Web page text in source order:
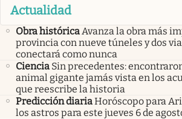
Actualidad
Obra históricaAvanza la obra más
provincia con nueve túneles y dos
conectará como nunca
Ciencia Sin precedentes:
animal gigante jamás vista en los
que reescribe la historia
Predicción diariaHoróscopo para
los astros para este jueves 6 de